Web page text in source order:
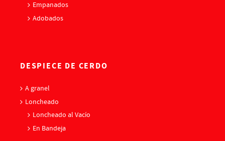
Empanados
Adobados
DESPIECE DE CERDO
A granel
Loncheado
Loncheado al Vacío
En Bandeja